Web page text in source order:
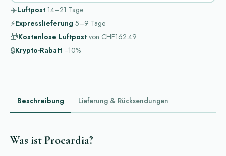
✈️Luftpost 14–21 Tage
⚡Expresslieferung 5–9 Tage
🎁Kostenlose Luftpost von CHF162.49
🔒Krypto-Rabatt −10%
Beschreibung Lieferung & Rücksendungen
Was ist Procardia?